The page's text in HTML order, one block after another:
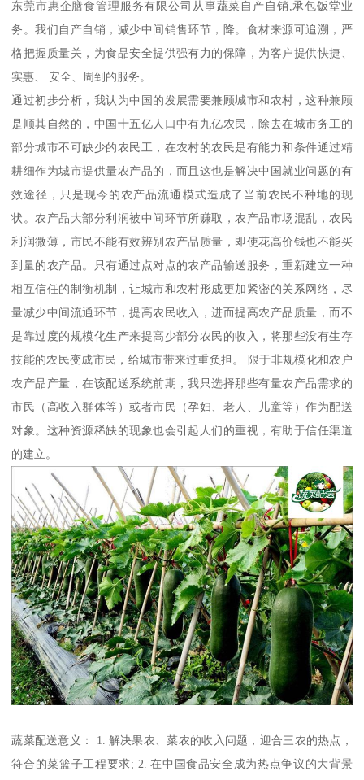
东莞市惠企膳食管理服务有限公司从事蔬菜自产自销,承包饭堂业
务。我们自产自销，减少中间销售环节，降。食材来源可追溯，严
格把握质量关，为食品安全提供强有力的保障，为客户提供快捷、
实惠、 安全、周到的服务。
通过初步分析，我认为中国的发展需要兼顾城市和农村，这种兼顾
是顺其自然的，中国十五亿人口中有九亿农民，除去在城市务工的
部分城市不可缺少的农民工，在农村的农民是有能力和条件通过精
耕细作为城市提供量农产品的，而且这也是解决中国就业问题的有
效途径，只是现今的农产品流通模式造成了当前农民不种地的现
状。农产品大部分利润被中间环节所赚取，农产品市场混乱，农民
利润微薄，市民不能有效辨别农产品质量，即使花高价钱也不能买
到量的农产品。只有通过点对点的农产品输送服务，重新建立一种
相互信任的制衡机制，让城市和农村形成更加紧密的关系网络，尽
量减少中间流通环节，提高农民收入，进而提高农产品质量，而不
是靠过度的规模化生产来提高少部分农民的收入，将那些没有生存
技能的农民变成市民，给城市带来过重负担。 限于非规模化和农户
农产品产量，在该配送系统前期，我只选择那些有量农产品需求的
市民（高收入群体等）或者市民（孕妇、老人、儿童等）作为配送
对象。这种资源稀缺的现象也会引起人们的重视，有助于信任渠道
的建立。
蔬菜配送意义： 1. 解决果农、菜农的收入问题，迎合三农的热点，
符合的菜篮子工程要求; 2. 在中国食品安全成为热点争议的大背景